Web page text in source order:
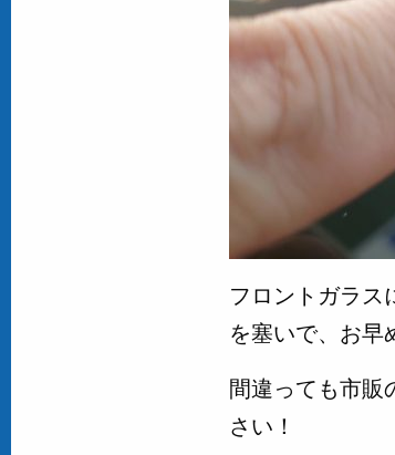
フロントガラス
を塞いで、お早
間違っても市
さい！